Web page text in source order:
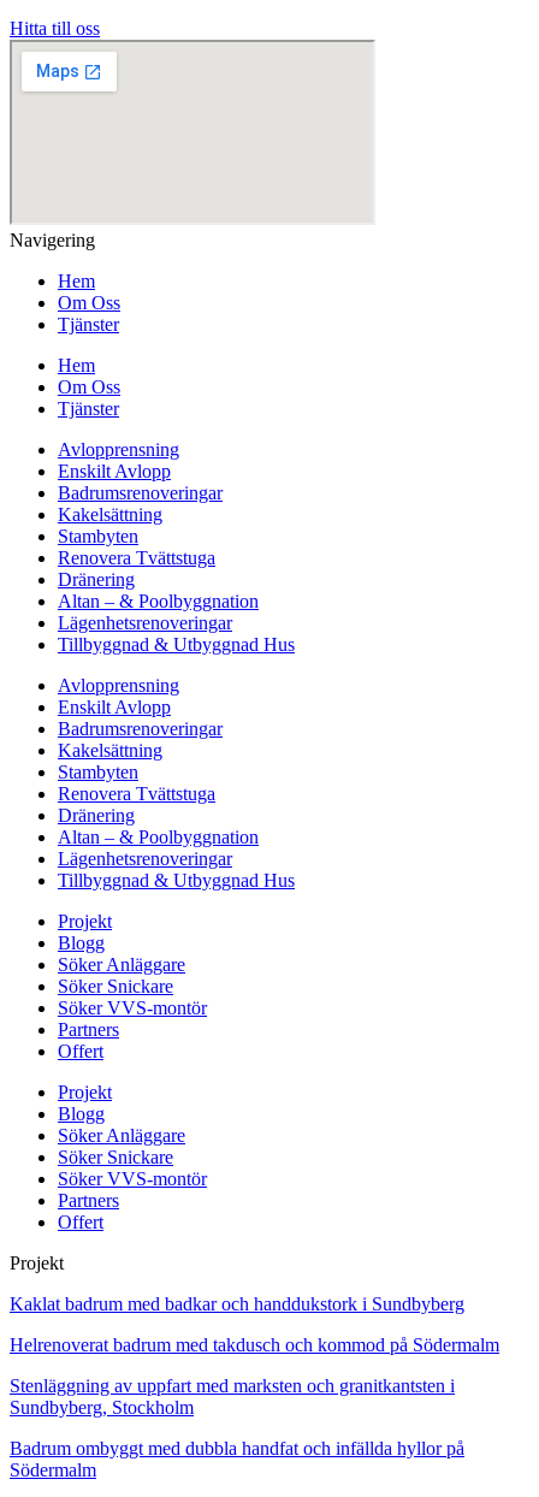
Hitta till oss
Navigering
Hem
Om Oss
Tjänster
Hem
Om Oss
Tjänster
Avlopprensning
Enskilt Avlopp
Badrumsrenoveringar
Kakelsättning
Stambyten
Renovera Tvättstuga
Dränering
Altan – & Poolbyggnation
Lägenhetsrenoveringar
Tillbyggnad & Utbyggnad Hus
Avlopprensning
Enskilt Avlopp
Badrumsrenoveringar
Kakelsättning
Stambyten
Renovera Tvättstuga
Dränering
Altan – & Poolbyggnation
Lägenhetsrenoveringar
Tillbyggnad & Utbyggnad Hus
Projekt
Blogg
Söker Anläggare
Söker Snickare
Söker VVS-montör
Partners
Offert
Projekt
Blogg
Söker Anläggare
Söker Snickare
Söker VVS-montör
Partners
Offert
Projekt
Kaklat badrum med badkar och handdukstork i Sundbyberg
Helrenoverat badrum med takdusch och kommod på Södermalm
Stenläggning av uppfart med marksten och granitkantsten i
Sundbyberg, Stockholm
Badrum ombyggt med dubbla handfat och infällda hyllor på
Södermalm